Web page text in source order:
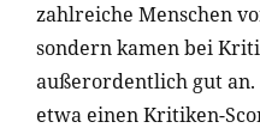
zahlreiche Menschen
sondern kamen bei
außerordentlich gut
etwa einen Kritiken-